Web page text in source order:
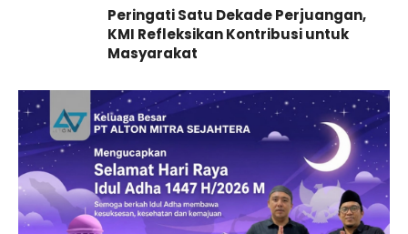
Peringati Satu Dekade Perjuangan,
KMI Refleksikan Kontribusi untuk
Masyarakat